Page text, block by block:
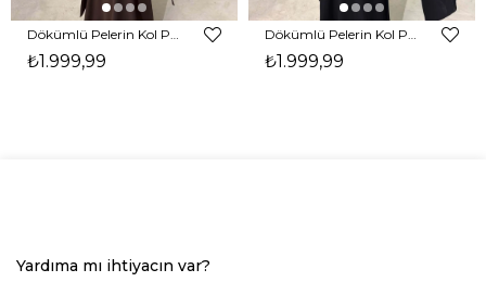
₺1.999,99 ₺1.999,99
Yardıma mı ihtiyacın var?